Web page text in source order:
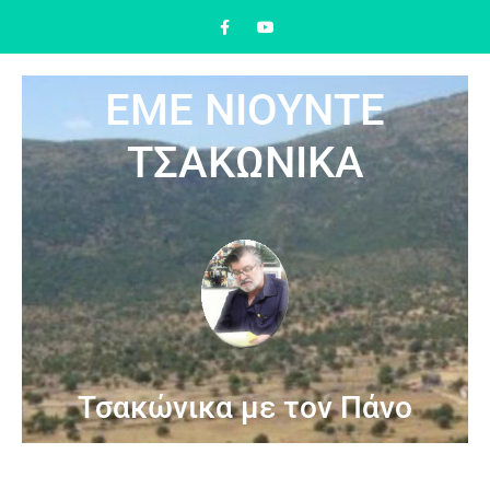
ΕΜΕ ΝΙΟΥΝΤΕ
ΤΣΑΚΩΝΙΚΑ
Τσακώνικα με τον Πάνο